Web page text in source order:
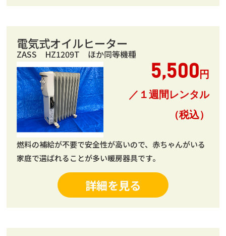
電気式オイルヒーター
ZASS HZ1209T ほか同等機種
5,500 円
／１週間レンタル
（税込）
燃料の補給が不要で安全性が高いので、赤ちゃんがいる
家庭で選ばれることが多い暖房器具です。
詳細を見る